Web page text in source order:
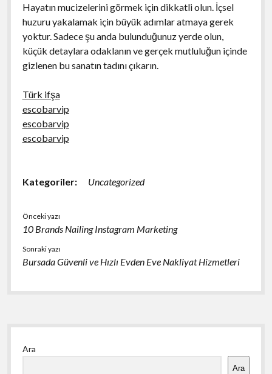
Hayatın mucizelerini görmek için dikkatli olun. İçsel
huzuru yakalamak için büyük adımlar atmaya gerek
yoktur. Sadece şu anda bulunduğunuz yerde olun,
küçük detaylara odaklanın ve gerçek mutluluğun içinde
gizlenen bu sanatın tadını çıkarın.
Türk ifşa
escobarvip
escobarvip
escobarvip
Kategoriler: Uncategorized
Önceki yazı
10 Brands Nailing Instagram Marketing
Sonraki yazı
Bursada Güvenli ve Hızlı Evden Eve Nakliyat Hizmetleri
Yan
Menü
Ara
Ara